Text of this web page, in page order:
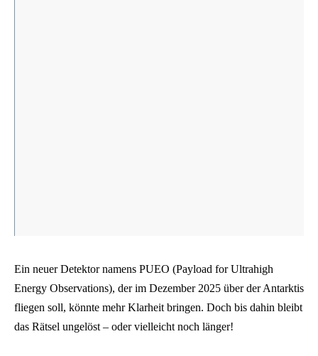
Ein neuer Detektor namens PUEO (Payload for Ultrahigh
Energy Observations), der im Dezember 2025 über der Antarktis
fliegen soll, könnte mehr Klarheit bringen. Doch bis dahin bleibt
das Rätsel ungelöst – oder vielleicht noch länger!